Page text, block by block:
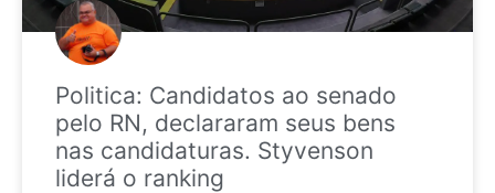
Politica: Candidatos ao senado
pelo RN, declararam seus bens
nas candidaturas. Styvenson
liderá o ranking